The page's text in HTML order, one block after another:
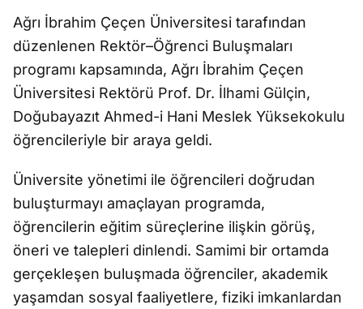
Ağrı İbrahim Çeçen Üniversitesi tarafından
düzenlenen Rektör–Öğrenci Buluşmaları
programı kapsamında, Ağrı İbrahim Çeçen
Üniversitesi Rektörü Prof. Dr. İlhami Gülçin,
Doğubayazıt Ahmed-i Hani Meslek Yüksekokulu
öğrencileriyle bir araya geldi.
Üniversite yönetimi ile öğrencileri doğrudan
buluşturmayı amaçlayan programda,
öğrencilerin eğitim süreçlerine ilişkin görüş,
öneri ve talepleri dinlendi. Samimi bir ortamda
gerçekleşen buluşmada öğrenciler, akademik
yaşamdan sosyal faaliyetlere, fiziki imkanlardan